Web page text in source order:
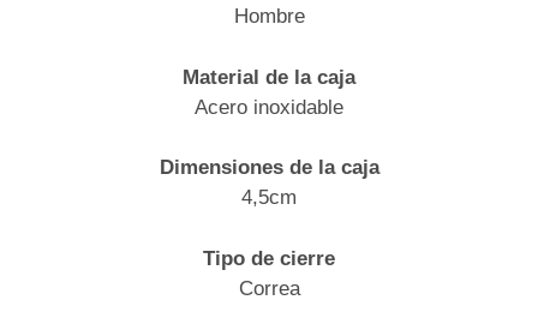
Hombre
Material de la caja
Acero inoxidable
Dimensiones de la caja
4,5cm
Tipo de cierre
Correa